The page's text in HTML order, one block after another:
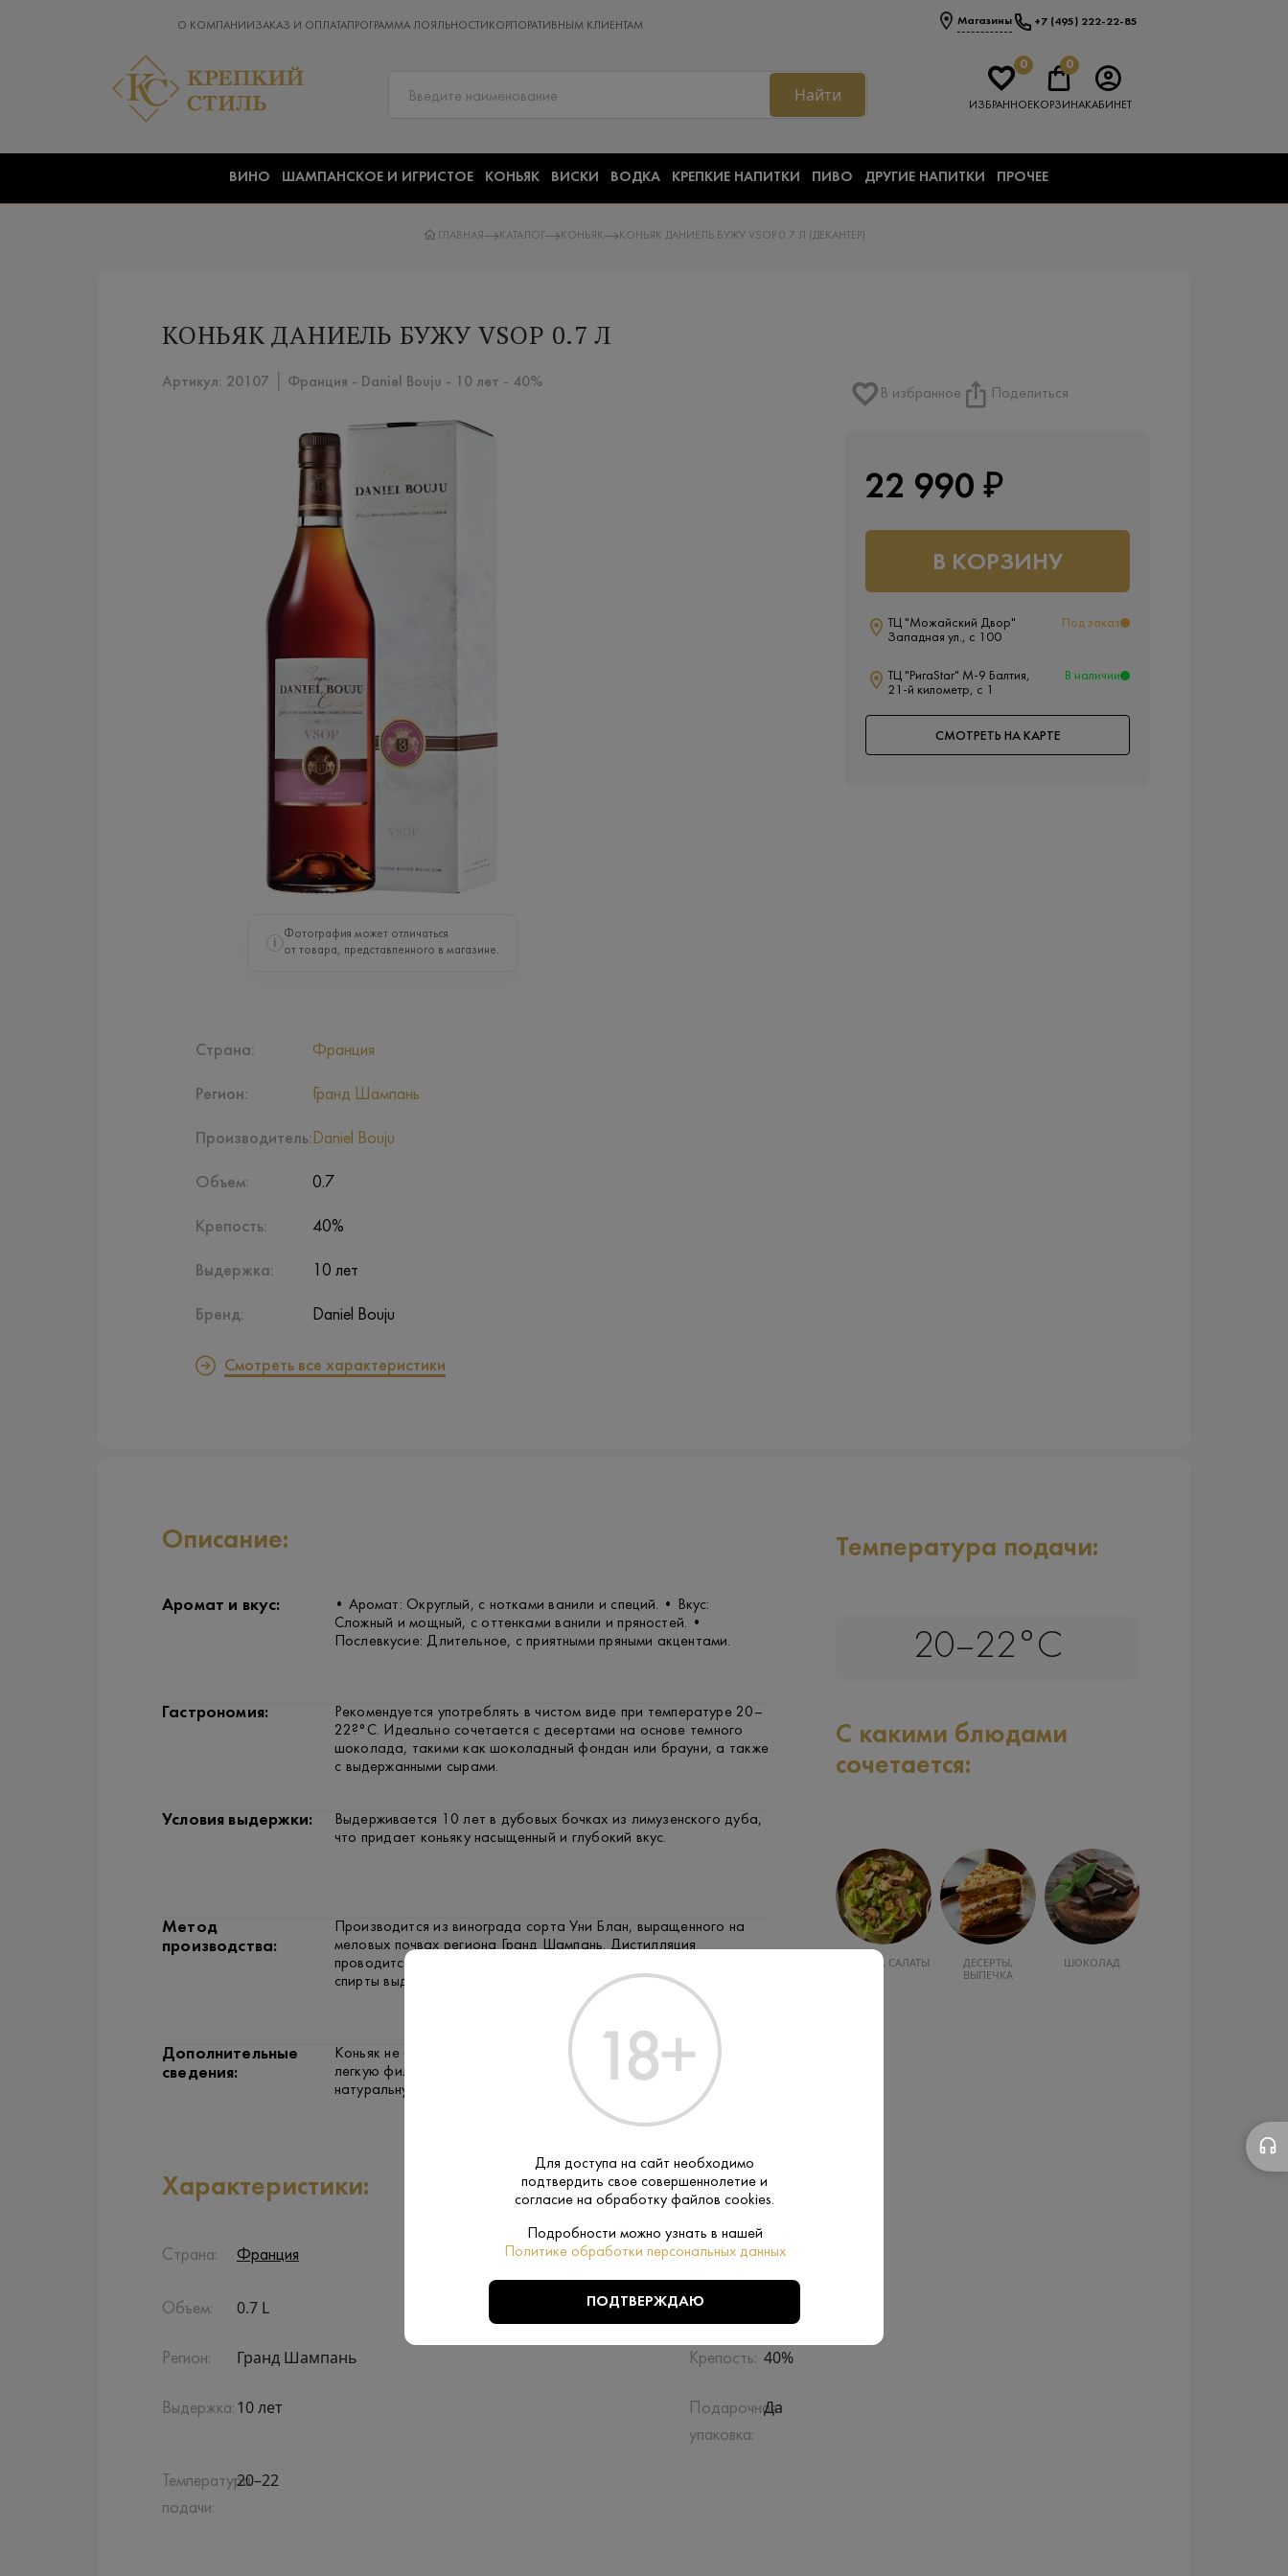
О КОМПАНИИ ЗАКАЗ И ОПЛАТАПРОГРАММА ЛОЯЛЬНОСТИ КОРПОРАТИВНЫМ КЛИЕНТАМ Магазины +7 (495) 222-22-85
Найти
0
ИЗБРАННОЕ
0
КОРЗИНАКАБИНЕТ
ВИНО ШАМПАНСКОЕ И ИГРИСТОЕ КОНЬЯК ВИСКИ ВОДКА КРЕПКИЕ НАПИТКИ ПИВО ДРУГИЕ НАПИТКИ ПРОЧЕЕ
ГЛАВНАЯ КАТАЛОГ КОНЬЯК КОНЬЯК ДАНИЕЛЬ БУЖУ VSOP 0.7 Л (ДЕКАНТЕР)
КОНЬЯК ДАНИЕЛЬ БУЖУ VSOP 0.7 Л
Артикул: 20107 │ Франция - Daniel Bouju - 10 лет - 40%
i
Фотография может отличаться
от товара, представленного в магазине.
Страна:
Регион:
Производитель:
Объем:
Крепость:
Выдержка:
Бренд:
Франция
Гранд Шампань
Daniel Bouju
0.7
40%
10 лет
Daniel Bouju
Смотреть все характеристики
В избранное Поделиться
22 990 ₽
В КОРЗИНУ
ТЦ "Можайский Двор"
Западная ул., с 100
Под заказ
ТЦ "РигаStar" М-9 Балтия,
21-й километр, с 1
В наличии
СМОТРЕТЬ НА КАРТЕ
Описание:
Аромат и вкус:
• Аромат: Округлый, с нотками ванили и специй. • Вкус:
Сложный и мощный, с оттенками ванили и пряностей. •
Послевкусие: Длительное, с приятными пряными акцентами.
Гастрономия:
Рекомендуется употреблять в чистом виде при температуре 20–
22?°C. Идеально сочетается с десертами на основе темного
шоколада, такими как шоколадный фондан или брауни, а также
с выдержанными сырами.
Условия выдержки:
Выдерживается 10 лет в дубовых бочках из лимузенского дуба,
что придает коньяку насыщенный и глубокий вкус.
Метод
производства:
Производится из винограда сорта Уни Блан, выращенного на
меловых почвах региона Гранд Шампань. Дистилляция
проводится в традиционных медных аламбиках, после чего
спирты выдерживаются в дубовых бочках.
Дополнительные
сведения:
Коньяк не содержит карамели и сахарного сиропа, проходит
легкую фильтрацию перед розливом, сохраняя свою
натуральную окраску и аромат.
Температура подачи:
20–22°C
С какими блюдами
сочетается:
ЗАКУСКА, САЛАТЫ
ДЕСЕРТЫ,
ВЫПЕЧКА
ШОКОЛАД
Характеристики:
Страна: Франция Производитель:Daniel Bouju
Объем: 0.7 L Бренд:
Регион: Гранд Шампань Крепость: 40%
Выдержка: 10 лет
Подарочная
упаковка:
Да
Температура
подачи:
20–22
Для доступа на сайт необходимо
подтвердить свое совершеннолетие и
согласие на обработку файлов cookies.
Подробности можно узнать в нашей
Политике обработки персональных данных
ПОДТВЕРЖДАЮ